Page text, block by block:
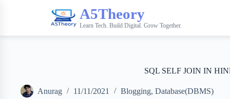
A5Theory
Learn Tech. Build Digital. Grow Together.
SQL SELF JOIN IN
Anurag 11/11/2021 Blogging, Database(DBMS)